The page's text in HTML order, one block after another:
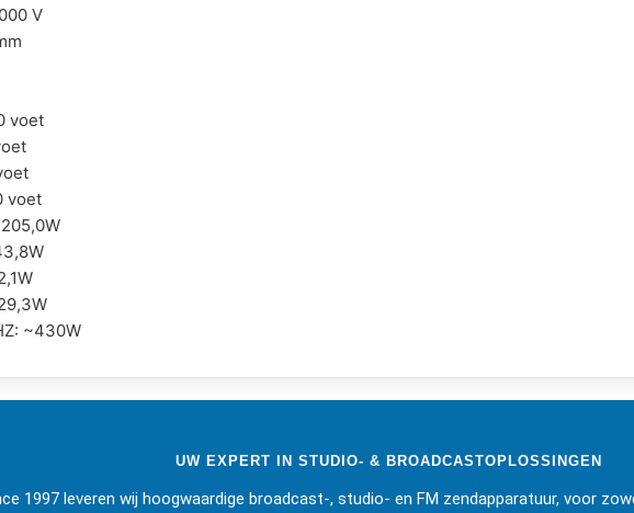
V
voet
voet
~430W
UW EXPERT IN STUDIO- & BROADCASTOPLOSSINGEN
1997 leveren wij hoogwaardige broadcast-, studio- en FM zendapparatuur, voor